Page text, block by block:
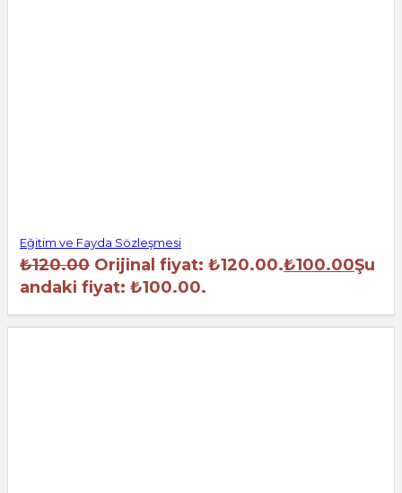
Eğitim ve Fayda Sözleşmesi
₺120.00 Orijinal fiyat: ₺120.00.₺100.00Şu
andaki fiyat: ₺100.00.